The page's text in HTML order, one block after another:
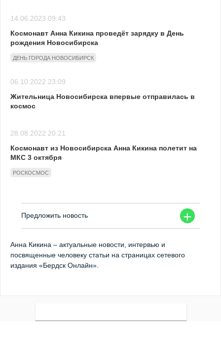
14.06.2023 09:43
Космонавт Анна Кикина проведёт зарядку в День
рождения Новосибирска
ДЕНЬ ГОРОДА НОВОСИБИРСК
06.10.2022 23:09
Жительница Новосибирска впервые отправилась в
космос
28.08.2022 20:21
Космонавт из Новосибирска Анна Кикина полетит на
МКС 3 октября
РОСКОСМОС
+
Предложить новость
Анна Кикина – актуальные новости, интервью и
посвященные человеку статьи на страницах сетевого
издания «Бердск Онлайн».